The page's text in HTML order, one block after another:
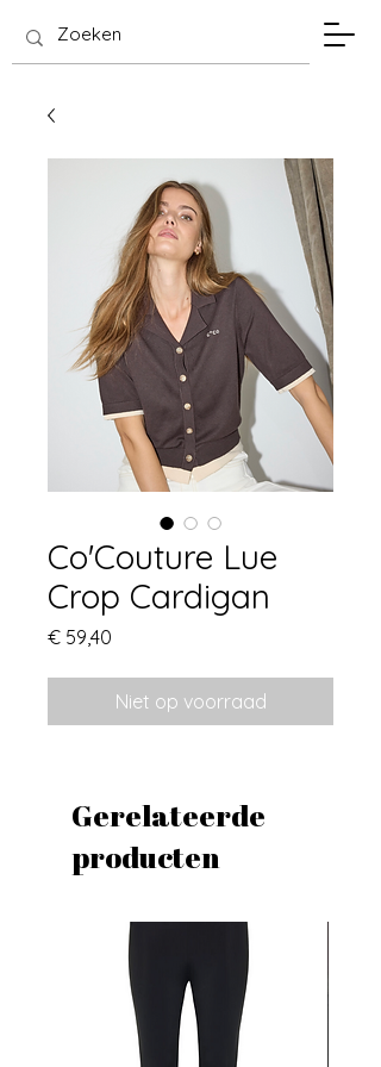
SIS Hasselt
Co'Couture Lue
Crop Cardigan
€ 59,40
Niet op voorraad
Gerelateerde
producten